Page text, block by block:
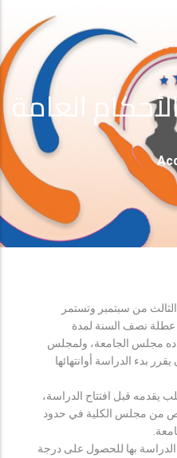
العامة
من سبتمبر وتستمر
عطلة نصف السنة لمدة
مجلس الجامعة، ولمجلس
بدء الدراسة أوانتهائها
يقدمه قبل افتتاح الدراسة،
من مجلس الكلية في حدود
الدراسة بها للحصول على درجة